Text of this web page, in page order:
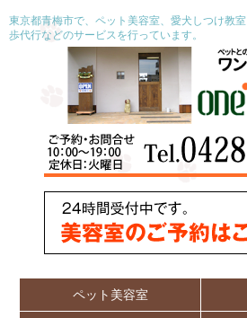
東京都青梅市で、ペット美容室、愛犬しつけ教
歩代行などのサービスを行っています。
ペット美容室